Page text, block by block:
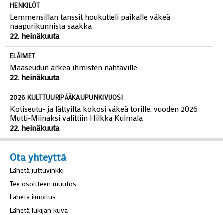
HENKILÖT
Lemmensillan tanssit houkutteli paikalle väkeä
naapurikunnista saakka
22. heinäkuuta
ELÄIMET
Maaseudun arkea ihmisten nähtäville
22. heinäkuuta
2026 KULTTUURIPÄÄKAUPUNKIVUOSI
Kotiseutu- ja lättyilta kokosi väkeä torille, vuoden 2026
Mutti-Miinaksi valittiin Hilkka Kulmala
22. heinäkuuta
Ota yhteyttä
Lähetä juttuvinkki
Tee osoitteen muutos
Lähetä ilmoitus
Lähetä lukijan kuva